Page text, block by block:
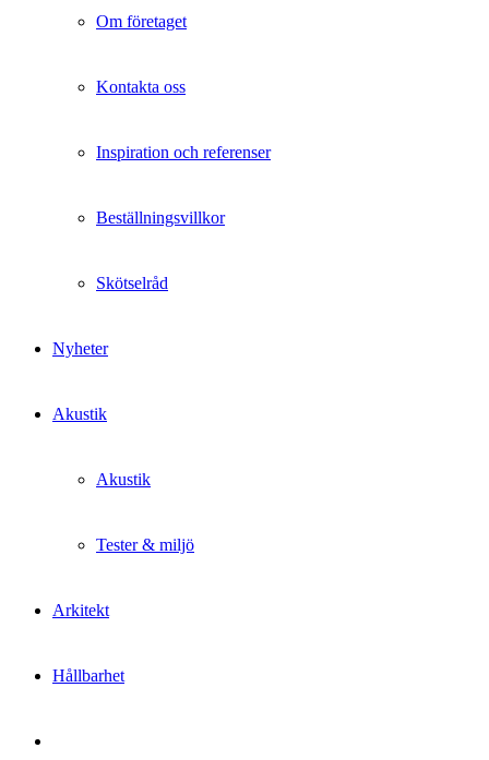
Om företaget
Kontakta oss
Inspiration och referenser
Beställningsvillkor
Skötselråd
Nyheter
Akustik
Akustik
Tester & miljö
Arkitekt
Hållbarhet